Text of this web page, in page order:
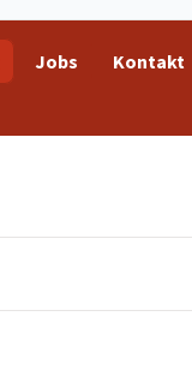
Jobs Kontakt